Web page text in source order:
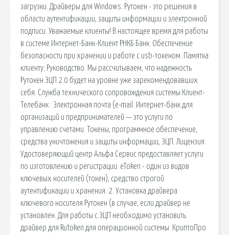
загрузки. Драйверы для Windows. Рутокен - это решения в
области аутентификации, защиты информации и электронной
подписи. Уважаемые клиенты! В настоящее время для работы
в системе Интернет-Банк-Клиент РНКБ Банк. Обеспечение
безопасности при хранении и работе с usb-токеном. Памятка
клиенту; Руководство. Мы рассчитываем, что надежность
Рутокен ЭЦП 2.0 будет на уровне уже зарекомендовавших
себя. Служба технического сопровождения системы Клиент-
Телебанк : Электронная почта (e-mail. Интернет-банк для
организаций и предпринимателей — это услуги по
управлению счетами. Токены, программное обеспечение,
средства уничтожения и защиты информации, ЭЦП. Лицензия.
Удостоверяющий центр Альфа Сервис предоставляет услуги
по изготовлению и регистрации. eToken - один из видов
ключевых носителей (токен), средство строгой
аутентификации и хранения. 2. Установка драйвера
ключевого носителя Рутокен (в случае, если драйвер не
установлен. Для работы с ЭЦП необходимо установить
драйвер для Rutoken для операционной системы. КриптоПро